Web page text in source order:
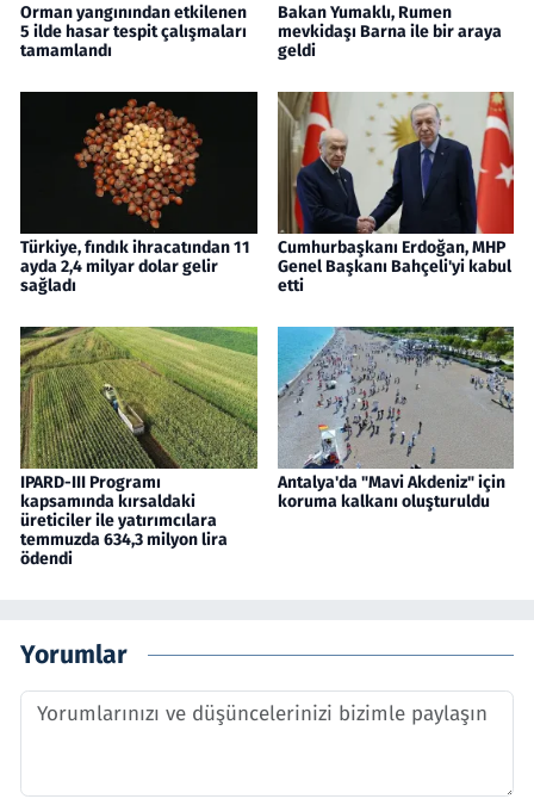
Orman yangınından etkilenen
5 ilde hasar tespit çalışmaları
tamamlandı
Bakan Yumaklı, Rumen
mevkidaşı Barna ile bir araya
geldi
Türkiye, fındık ihracatından 11
ayda 2,4 milyar dolar gelir
sağladı
Cumhurbaşkanı Erdoğan, MHP
Genel Başkanı Bahçeli'yi kabul
etti
IPARD-III Programı
kapsamında kırsaldaki
üreticiler ile yatırımcılara
temmuzda 634,3 milyon lira
ödendi
Antalya'da "Mavi Akdeniz" için
koruma kalkanı oluşturuldu
Yorumlar